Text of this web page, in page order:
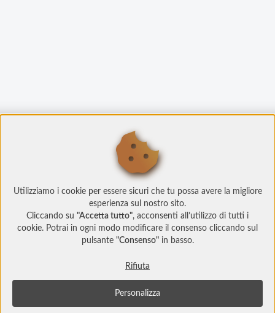
© Copyright 2022 Social Play
Utilizziamo i cookie per essere sicuri che tu possa avere la migliore
esperienza sul nostro sito.
Cliccando su "Accetta tutto", acconsenti all’utilizzo di tutti i
cookie. Potrai in ogni modo modificare il consenso cliccando sul
pulsante "Consenso"in basso.
Rifiuta
Personalizza